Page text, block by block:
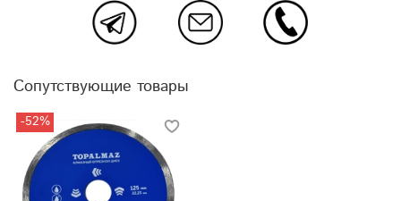
Сопутствующие товары
-52%